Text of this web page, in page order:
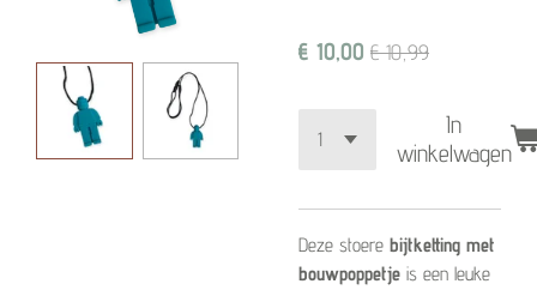
€ 10,00 € 10,99
In
winkelwagen
Deze stoere bijtketting met
bouwpoppetje is een leuke